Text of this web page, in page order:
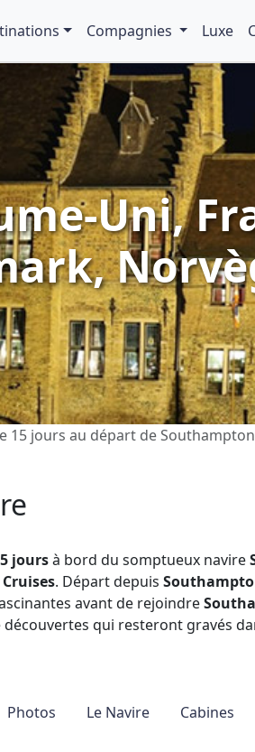
Compagnies Luxe
Uni,
15 jours au départ de
joursà bord du somptueux navire
. Départ depuis
avant de rejoindre
qui resteront gravés
Photos Le Navire
Cabines